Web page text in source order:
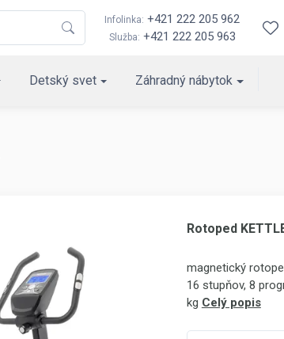
Infolinka: +421 222 205 962
Služba: +421 222 205 963
Detský svet Záhradný nábytok
Rotoped
magnetický
16 stupňov, 8
kg Celý popis